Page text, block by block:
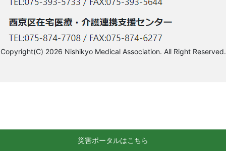
Copyright(C) 2026 Nishikyo Medical Association. All Right Reserved.
災害ポータルはこちら